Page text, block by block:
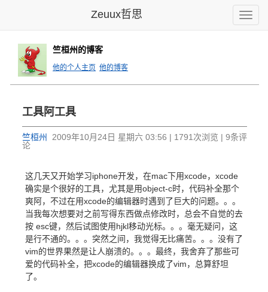
Toggle
Zeuux哲思
竺桓州的博客
他的个人主页 他的博客
工具阿工具
竺桓州
2009年10月24日 星期六 03:56 | 1791次浏览 | 9条评
论
这几天又开始学习iphone开发，在mac下用xcode，xcode
确实是个很好的工具，尤其是用object-c时，代码补全那个
爽阿，不过在用xcode的编辑器时遇到了巨大的问题。。。
当我每次想要对之前写得东西做点修改时，总会不自觉的去
按 esc键，然后试图使用hjkl移动光标。。。毫无疑问，这
是行不通的。。。突然之间，我觉得无比痛苦。。。没有了
vim的世界果然是让人崩溃的。。。最终，我舍弃了那些可
爱的代码补全，把xcode的编辑器换成了vim，总算舒坦
了。